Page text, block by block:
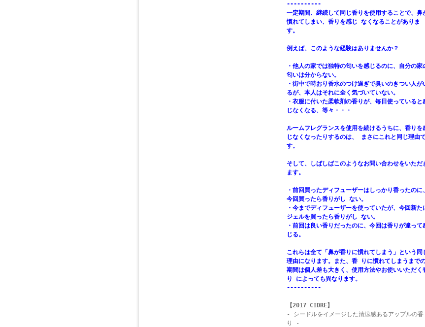
----------
一定期間、継続して同じ香りを使用することで、鼻
慣れてしまい、香りを感じ なくなることがありま
す。
例えば、このような経験はありませんか？
・他人の家では独特の匂いを感じるのに、自分の家
匂いは分からない。
・街中で時おり香水のつけ過ぎで臭いのきつい人が
るが、本人はそれに全く気づいていない。
・衣服に付いた柔軟剤の香りが、毎日使っていると
じなくなる、等々・・・
ルームフレグランスを使用を続けるうちに、香りを
じなくなったりするのは、 まさにこれと同じ理由
す。
そして、しばしばこのようなお問い合わせをいただ
ます。
・前回買ったディフューザーはしっかり香ったのに、
今回買ったら香りがし ない。
・今までディフューザーを使っていたが、今回新た
ジェルを買ったら香りがし ない。
・前回は良い香りだったのに、今回は香りが違って
じる。
これらは全て「鼻が香りに慣れてしまう」という同
理由になります。また、香 りに慣れてしまうまで
期間は個人差も大きく、使用方法やお使いいただく
り によっても異なります。
----------
【2017 CIDRE】
- シードルをイメージした清涼感あるアップルの香
り -